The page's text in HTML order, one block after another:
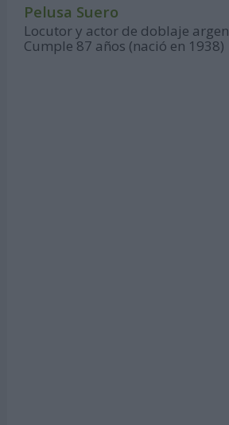
Pelusa Suero
Locutor y actor de doblaje
Cumple 87 años (nació en 1938)